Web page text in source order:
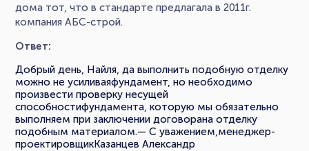
дома тот, что в стандарте предлагала в 2011г.
компания АБС-строй.
Ответ:
Добрый день, Найля, да выполнить подобную отделку
можно не усиливаяфундамент, но необходимо
произвести проверку несущей
способностифундамента, которую мы обязательно
выполняем при заключении договорана отделку
подобным материалом.— С уважением,менеджер-
проектировщикКазанцев Александр